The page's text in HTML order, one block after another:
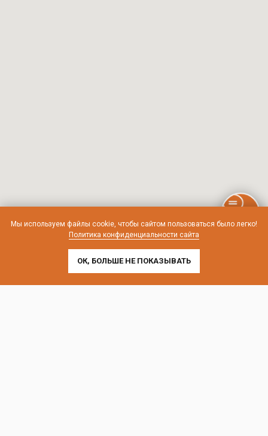
Мы используем файлы cookie, чтобы сайтом пользоваться было легко!
Политика конфиденциальности сайта
ОК, БОЛЬШЕ НЕ ПОКАЗЫВАТЬ